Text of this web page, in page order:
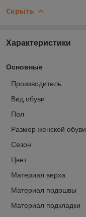
Скрыть
Характеристики
Основные
Производитель
Вид обуви
Пол
Размер женской обуви
Сезон
Цвет
Материал верха
Материал подошвы
Материал подкладки